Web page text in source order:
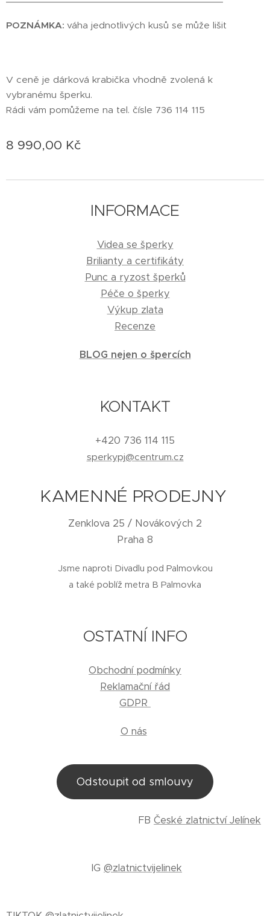
POZNÁMKA: váha jednotlivých kusů se může lišit
V ceně je dárková krabička vhodně zvolená k
vybranému šperku.
Rádi vám pomůžeme na tel. čísle 736 114 115
8 990,00 Kč
INFORMACE
Videa se šperky
Brilianty a certifikáty
Punc a ryzost šperků
Péče o šperky
Výkup zlata
Recenze
BLOG nejen o špercích
KONTAKT
+420 736 114 115
sperkypj@centrum.cz
KAMENNÉ PRODEJNY
Zenklova 25 / Novákových 2
Praha 8
Jsme naproti Divadlu pod Palmovkou
a také poblíž metra B Palmovka
OSTATNÍ INFO
Obchodní podmínky
Reklamační řád
GDPR
O nás
Odstoupit od smlouvy
FB České zlatnictví Jelínek
IG @zlatnictvijelinek